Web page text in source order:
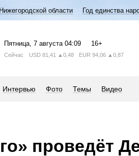
области Год единства
Пятница, 7 августа 04:09 16+
Сейчас USD 81,41 ▲0,48 EUR 94,06 ▲0,87
Интервью Фото Темы Видео
проведёт